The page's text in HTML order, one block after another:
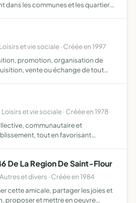
dans les communes et les quartiers
et vie sociale · Créée en 1997
promotion, organisation de
vente ou échange de tout
et vie sociale · Créée en 1978
communautaire et
tout en favorisant
De La Region De Saint-Flour
et divers · Créée en 1984
cette amicale, partager les joies et
proposer et mettre en oeuvre